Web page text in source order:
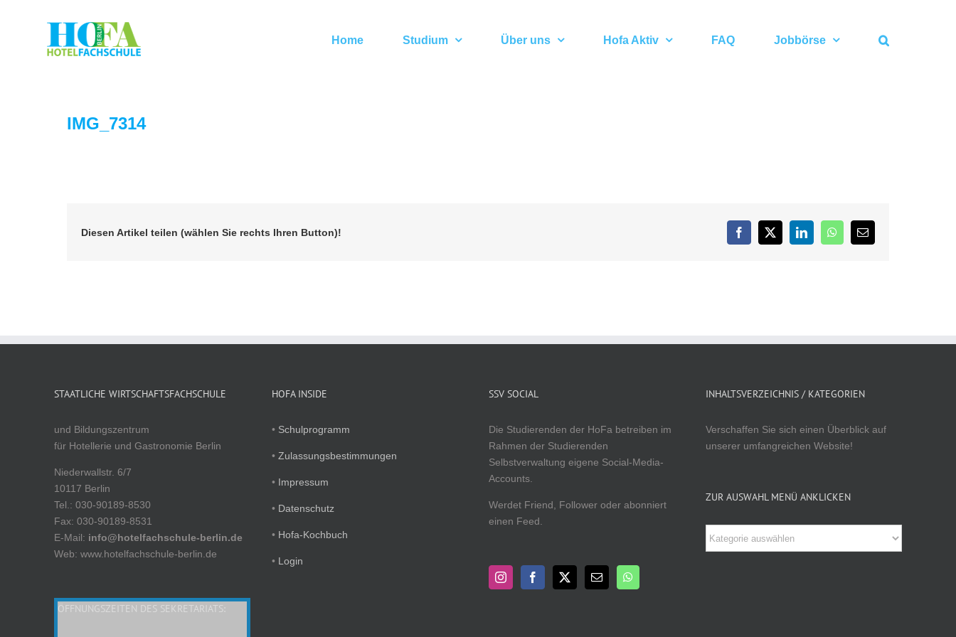
Home Studium Über uns Hofa Aktiv FAQ Jobbörse
IMG_7314
Diesen Artikel teilen (wählen Sie rechts Ihren Button)! Facebook
X LinkedInWhatsApp
E-
Mail
STAATLICHE WIRTSCHAFTSFACHSCHULE
und Bildungszentrum
für Hotellerie und Gastronomie Berlin
Niederwallstr. 6/7
10117 Berlin
Tel.: 030-90189-8530
Fax: 030-90189-8531
E-Mail: info@hotelfachschule-berlin.de
Web: www.hotelfachschule-berlin.de
ÖFFNUNGSZEITEN DES SEKRETARIATS:
HOFA INSIDE
• Schulprogramm
• Zulassungsbestimmungen
• Impressum
• Datenschutz
• Hofa-Kochbuch
• Login
SSV SOCIAL
Die Studierenden der HoFa betreiben im
Rahmen der Studierenden
Selbstverwaltung eigene Social-Media-
Accounts.
Werdet Friend, Follower oder abonniert
einen Feed.
INHALTSVERZEICHNIS / KATEGORIEN
Verschaffen Sie sich einen Überblick auf
unserer umfangreichen Website!
ZUR AUSWAHL MENÜ ANKLICKEN
Zur
Auswahl